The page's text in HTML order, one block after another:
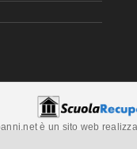
è un sito web